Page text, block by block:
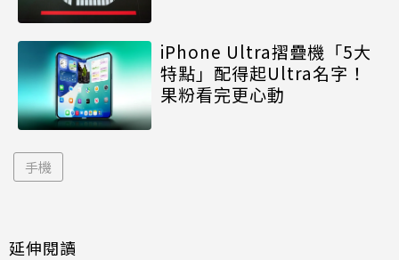
iPhone Ultra摺疊機「5大
特點」配得起Ultra名字！
果粉看完更心動
手機
延伸閱讀